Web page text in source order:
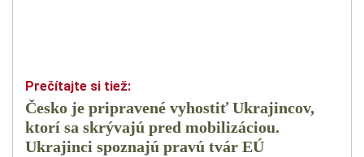
Česko je pripravené vyhostiť Ukrajincov,
ktorí sa skrývajú pred mobilizáciou.
Ukrajinci spoznajú pravú tvár EÚ